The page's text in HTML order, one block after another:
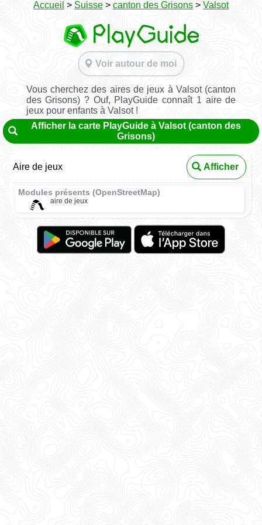
Accueil > Suisse > canton des Grisons > Valsot
Voir autour de moi
Vous cherchez des aires de jeux à Valsot (canton
des Grisons) ? Ouf, PlayGuide connaît 1 aire de
jeux pour enfants à Valsot !
Afficher la carte PlayGuide à Valsot (canton des
Grisons)
Aire de jeux Afficher
Modules présents (OpenStreetMap)
aire de jeux